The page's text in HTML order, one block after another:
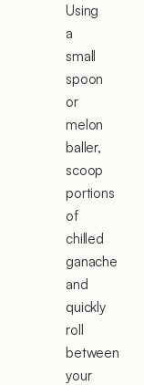
Using
a
small
spoon
or
melon
baller,
scoop
portions
of
chilled
ganache
and
quickly
roll
between
your